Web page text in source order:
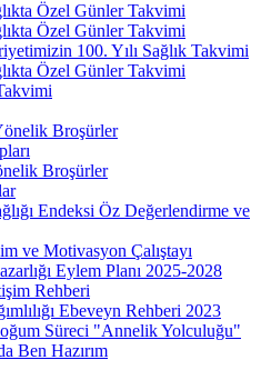
Özel Günler Takvimi
Özel Günler Takvimi
100. Yılı Sağlık Takvimi
Özel Günler Takvimi
Broşürler
Broşürler
Endeksi Öz Değerlendirme ve
ve Motivasyon Çalıştayı
Eylem Planı 2025-2028
Rehberi
Ebeveyn Rehberi 2023
Süreci "Annelik Yolculuğu"
Ben Hazırım